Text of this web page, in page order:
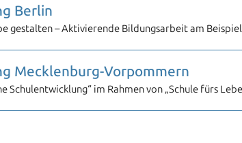
Berlin
gestalten – Aktivierende Bildungsarbeit am
Mecklenburg-Vorpommern
Schulentwicklung“ im Rahmen von „Schule fürs